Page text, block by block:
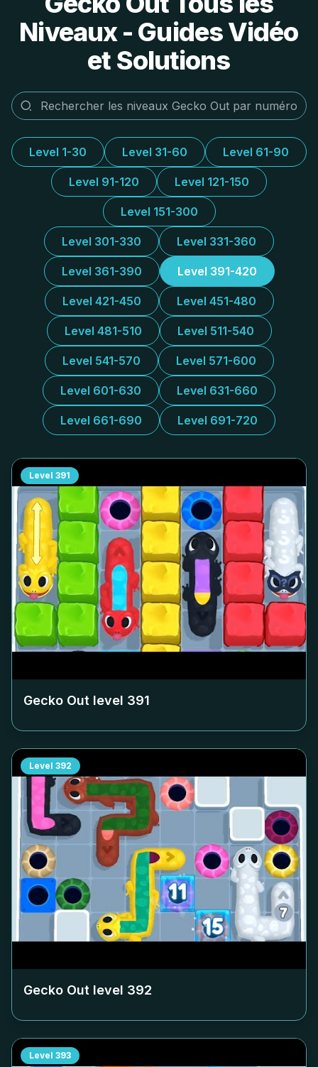
Niveaux - Guides Vidéo
et Solutions
Level 1-30 Level 31-60 Level 61-90
Level 91-120 Level 121-150
Level 151-300
Level 301-330 Level 331-360
Level 361-390 Level 391-420
Level 421-450 Level 451-480
Level 481-510 Level 511-540
Level 541-570 Level 571-600
Level 601-630 Level 631-660
Level 661-690 Level 691-720
Level 391
Gecko Out level 391
Level 392
Gecko Out level 392
Level 393